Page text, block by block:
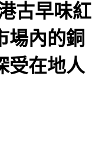
古早味紅
場內的銅
受在地人